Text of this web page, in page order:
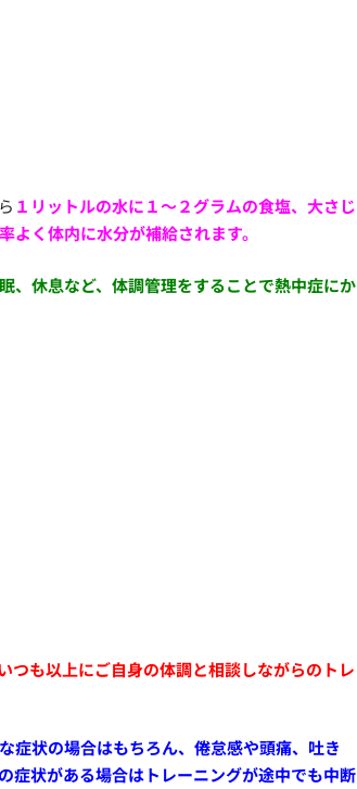
１リットルの水に１～２グラムの食塩、大さじ
よく体内に水分が補給されます。
、休息など、体調管理をすることで熱中症にか
つも以上にご自身の体調と相談しながらのトレ
症状の場合はもちろん、倦怠感や頭痛、吐き
症状がある場合はトレーニングが途中でも中断